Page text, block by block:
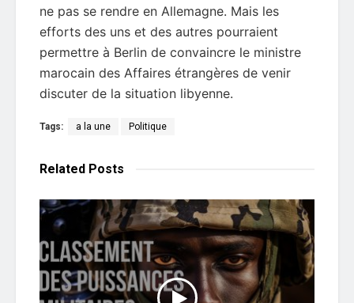
ne pas se rendre en Allemagne. Mais les
efforts des uns et des autres pourraient
permettre à Berlin de convaincre le ministre
marocain des Affaires étrangères de venir
discuter de la situation libyenne.
Tags: a la une Politique
Related Posts